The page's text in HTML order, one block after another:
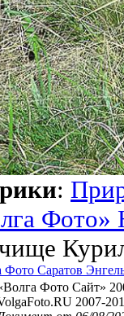
:
Фото»
Саратов
Фото Сайт»
2007-